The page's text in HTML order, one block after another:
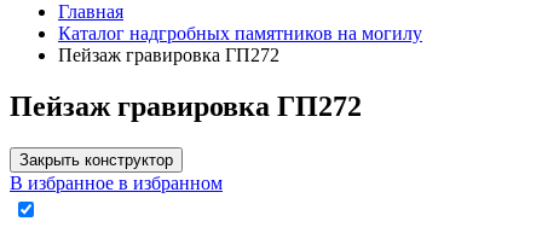
Главная
Каталог надгробных памятников на могилу
Пейзаж гравировка ГП272
Пейзаж гравировка ГП272
Закрыть конструктор
В избранное в избранном